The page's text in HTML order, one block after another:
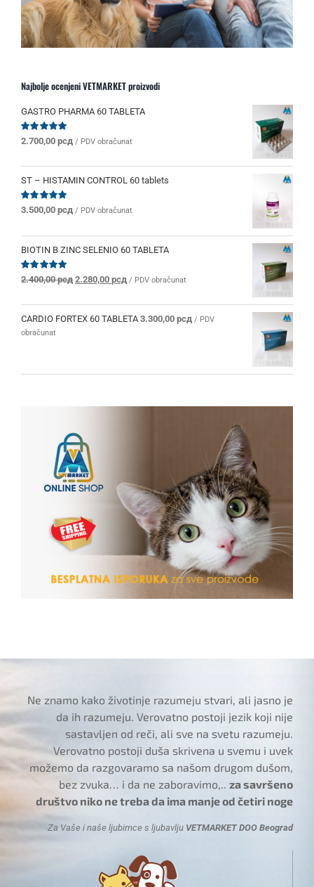
Najbolje ocenjeni VETMARKET proizvodi
GASTRO PHARMA 60 TABLETA
Ocenjeno
od 5
2.700,00 рсд / PDV obračunat
ST – HISTAMIN CONTROL 60 tablets
Ocenjeno
od 5
3.500,00 рсд / PDV obračunat
BIOTIN B ZINC SELENIO 60 TABLETA
Ocenjeno
od 5
2.400,00рсд Originalna
je
bila:
2.280,00 рсд Trenutna
je:
2.280,00 рсд.
/ PDV obračunat
CARDIO FORTEX 60 TABLETA 3.300,00 рсд / PDV
obračunat
Ne znamo kako životinje razumeju stvari, ali jasno je
da ih razumeju. Verovatno postoji jezik koji nije
sastavljen od reči, ali sve na svetu razumeju.
Verovatno postoji duša skrivena u svemu i uvek
možemo da razgovaramo sa našom drugom dušom,
bez zvuka… i da ne zaboravimo,..za savršeno
društvo niko ne treba da ima manje od četiri noge
Za Vaše i naše ljubimce s ljubavlju VETMARKET DOO Beograd